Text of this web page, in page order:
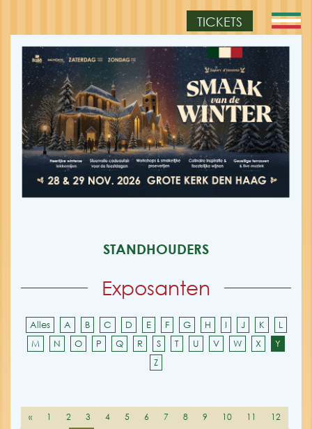
TICKETS
STANDHOUDERS
Exposanten
Alles A B C D E F G H I J K
L
M
N O P Q R S T U V W X
Y
Z
« 1 2 3 4 5 6 7 8 9 10 11
12